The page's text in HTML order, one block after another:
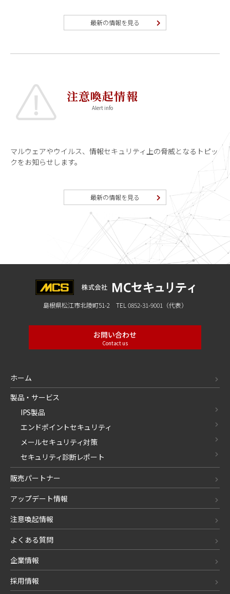
最新の情報を見る
注意喚起情報
マルウェアやウイルス、情報セキュリティ上の脅威となるトピッ
クをお知らせします。
最新の情報を見る
島根県松江市北陵町51-2 TEL 0852-31-9001（代表）
お問い合わせ
Contact us
ホーム
製品・サービス
IPS製品
エンドポイントセキュリティ
メールセキュリティ対策
セキュリティ診断レポート
販売パートナー
アップデート情報
注意喚起情報
よくある質問
企業情報
採用情報